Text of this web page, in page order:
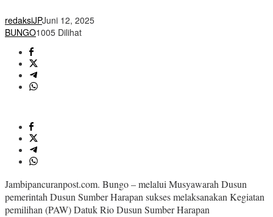
redaksiJPJuni 12, 2025
BUNGO1005 Dilihat
Jambipancuranpost.com. Bungo – melalui Musyawarah Dusun
pemerintah Dusun Sumber Harapan sukses melaksanakan Kegiatan
pemilihan (PAW) Datuk Rio Dusun Sumber Harapan